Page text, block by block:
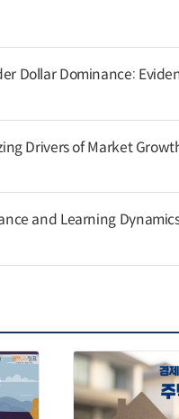
Dollar Dominance:
Drivers of Market
and Learning